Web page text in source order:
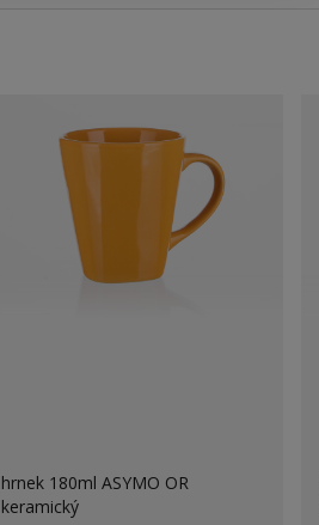
hrnek 180ml ASYMO OR
keramický